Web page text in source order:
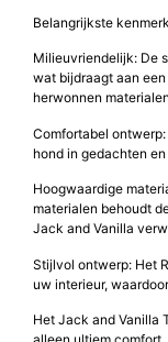
Belangrijkste
Milieuvriendelijk: De
wat bijdraagt aan
herwonnen
Comfortabel
hond in gedachten
Hoogwaardige
materialen behoudt
Jack and Vanilla
Stijlvol ontwerp: Het
uw interieur,
Het Jack and Vanilla